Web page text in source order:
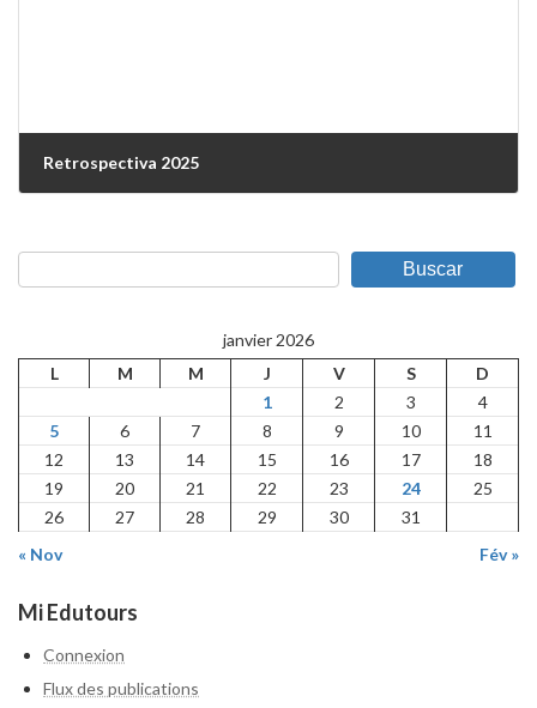
Retrospectiva 2025
Buscar
janvier 2026
L
M M J V S
D
1
2 3
4
5
6 7 8 9 10
11
12
13 14 15 16 17
18
19
20 21 22 23 24
25
26
27 28 29 30
31
« Nov
Fév »
Mi Edutours
Connexion
Flux des publications